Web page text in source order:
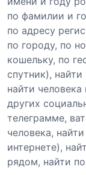
по фамилии и
по адресу
по городу, по
кошельку, по
спутник),
найти
других
телеграмме,
человека,
интернете),
рядом, найти